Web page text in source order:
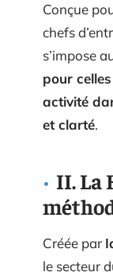
Conçue
chefs
s’impose
pour
activité
et clarté.
II. La
Créée par
le secteur